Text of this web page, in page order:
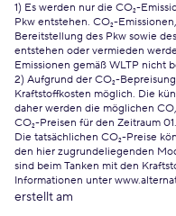
1) Es werden nur die CO₂-
Pkw entstehen. CO₂-
Bereitstellung des Pkw sowie
entstehen oder vermieden
Emissionen gemäß WLTP nicht
2) Aufgrund der CO₂-
Kraftstoffkosten möglich. Die
daher werden die möglichen
CO₂-Preisen für den Zeitraum
Die tatsächlichen CO₂-Preise
den hier zugrundeliegenden
sind beim Tanken mit den
Informationen unter
erstellt am